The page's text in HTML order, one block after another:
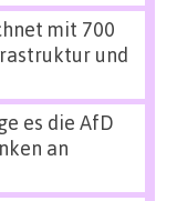
mit 700
und
es die AfD
an